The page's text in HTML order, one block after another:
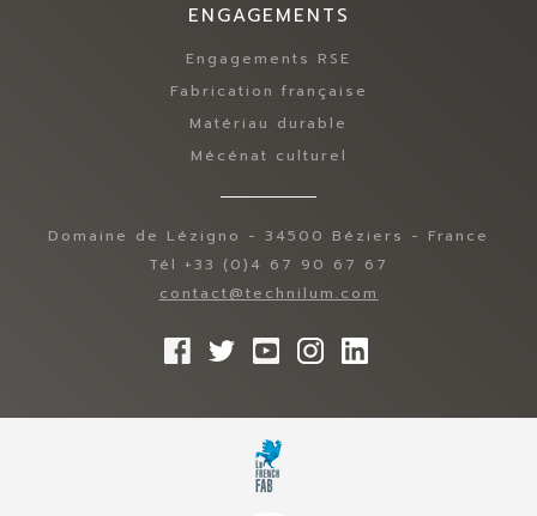
ENGAGEMENTS
Engagements RSE
Fabrication française
Matériau durable
Mécénat culturel
Domaine de Lézigno - 34500 Béziers - France
Tél +33 (0)4 67 90 67 67
contact@technilum.com